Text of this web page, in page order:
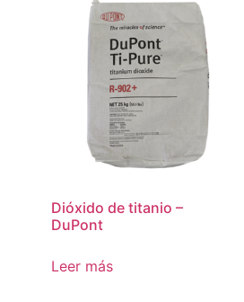
Dióxido de titanio –
DuPont
Leer más